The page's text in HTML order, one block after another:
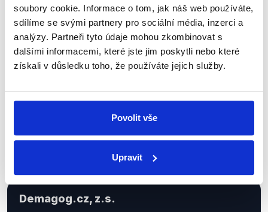
soubory cookie. Informace o tom, jak náš web používáte,
sdílíme se svými partnery pro sociální média, inzerci a
analýzy. Partneři tyto údaje mohou zkombinovat s
dalšími informacemi, které jste jim poskytli nebo které
získali v důsledku toho, že používáte jejich služby.
Povolit vše
Upravit
Nenechte si ujít nejnovější události
z Demagog.cz. Sdílením našich
příspěvků přátelům podpoříte naši
práci.
Demagog.cz, z.s.